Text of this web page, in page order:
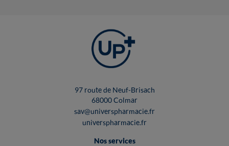
97 route de Neuf-Brisach
68000 Colmar
sav@universpharmacie.fr
universpharmacie.fr
Nos services